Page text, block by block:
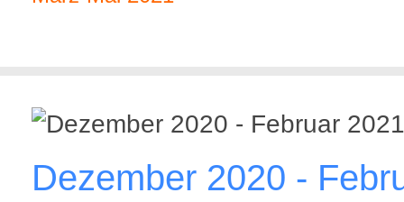
Dezember 2020 -